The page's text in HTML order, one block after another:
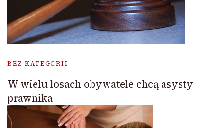
BEZ KATEGORII
W wielu losach obywatele chcą asysty
prawnika